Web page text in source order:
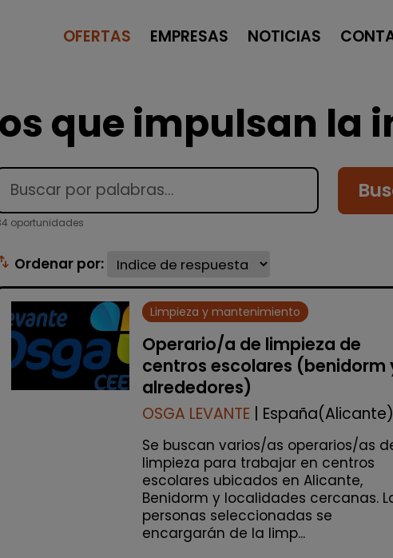
OFERTAS EMPRESAS NOTICIAS
que impulsan la
oportunidades
Ordenar por:
Limpieza y mantenimiento
Operario/a de limpieza de
centros escolares (benidorm
alrededores)
OSGA LEVANTE | España(Alicante)
Se buscan varios/as operarios/as
limpieza para trabajar en centros
escolares ubicados en Alicante,
Benidorm y localidades cercanas.
personas seleccionadas se
encargarán de la limp...